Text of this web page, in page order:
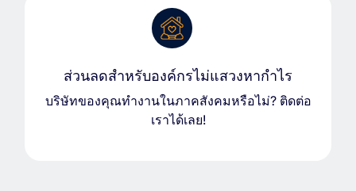
ส่วนลดสำหรับองค์กรไม่แสวงหากำไร
บริษัทของคุณทำงานในภาคสังคมหรือไม่? ติดต่อ
เราได้เลย!